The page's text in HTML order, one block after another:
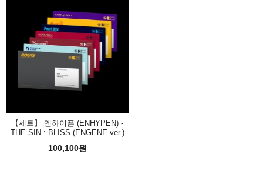
【세트】 엔하이픈 (ENHYPEN) -
THE SIN : BLISS (ENGENE ver.)
100,100원